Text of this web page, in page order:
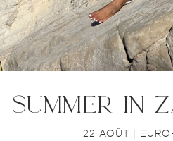
summer in
22 AOÛT |